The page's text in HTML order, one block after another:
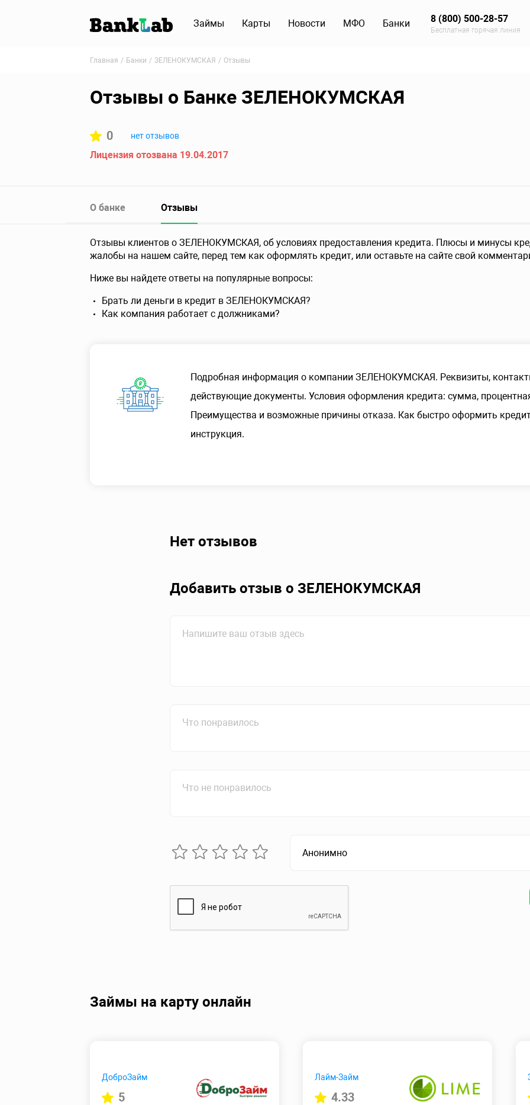
Займы Карты Новости МФО Банки 8 (800) 500-28-57
Бесплатная горячая линия
Главная Банки ЗЕЛЕНОКУМСКАЯ Отзывы
Отзывы о Банке ЗЕЛЕНОКУМСКАЯ
0 нет отзывов
Лицензия отозвана 19.04.2017
О банке Отзывы
Отзывы клиентов о ЗЕЛЕНОКУМСКАЯ, об условиях предоставления кредита. Плюсы и минусы
жалобы на нашем сайте, перед тем как оформлять кредит, или оставьте на сайте свой
Ниже вы найдете ответы на популярные вопросы:
Брать ли деньги в кредит в ЗЕЛЕНОКУМСКАЯ?
Как компания работает с должниками?
Подробная информация о компании ЗЕЛЕНОКУМСКАЯ. Реквизиты,
действующие документы. Условия оформления кредита: сумма,
Преимущества и возможные причины отказа. Как быстро оформить
инструкция.
Нет отзывов
Добавить отзыв о ЗЕЛЕНОКУМСКАЯ
Займы на карту онлайн
ДоброЗайм
5
Лайм-Займ
4.33